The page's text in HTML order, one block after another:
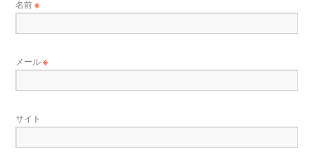
名前※
メール※
サイト